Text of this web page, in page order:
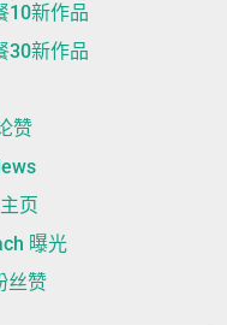
10新作品
30新作品
赞
页
曝光
丝赞